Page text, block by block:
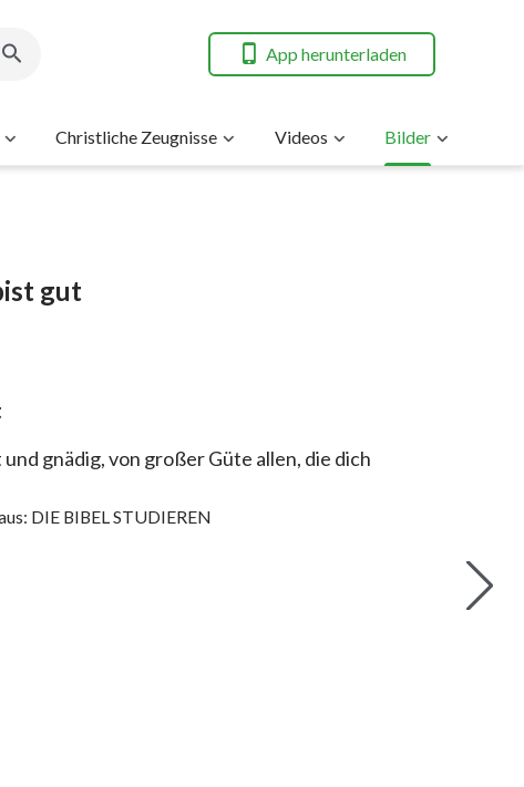
App herunterladen
Christliche Zeugnisse Videos Bilder
gut
gnädig, von großer Güte allen, die dich
DIE BIBEL STUDIEREN